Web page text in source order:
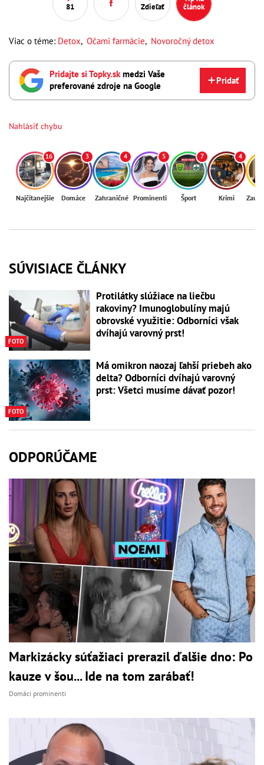
81 Zdieľať
článok
Viac o téme: Detox, Očami farmácie, Novoročný detox
Pridajte si Topky.skmedzi Vaše
preferované zdroje na Google
Pridať
Nahlásiť chybu
16
Najčítanejšie
3
Domáce
4
Zahraničné
5
Prominenti
7
Šport
4
Krimi
SÚVISIACE ČLÁNKY
FOTO
Protilátky slúžiace na liečbu
rakoviny? Imunoglobulíny majú
obrovské využitie: Odborníci však
dvíhajú varovný prst!
FOTO
Má omikron naozaj ľahší priebeh ako
delta? Odborníci dvíhajú varovný
prst: Všetci musíme dávať pozor!
ODPORÚČAME
Markizácky súťažiaci prerazil ďalšie dno: Po
kauze v šou... Ide na tom zarábať!
Domáci prominenti